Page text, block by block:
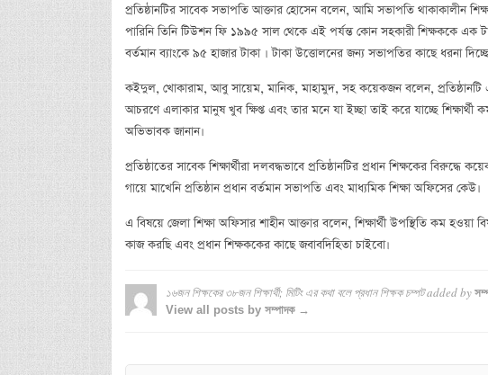
প্রতিষ্ঠানটির সাবেক সভাপতি আক্তার হোসেন বলেন, আমি সভাপতি থাকাকালীন
পারিনি তিনি টিউশন ফি ১৯৯৫ সাল থেকে এই পর্যন্ত কোন সহকারী শিক্ষককে এক
বর্তমান ব্যাংকে ৯৫ হাজার টাকা । টাকা উত্তোলনের জন্য সভাপতির কাছে ধরনা
কইদুল, খোকারাম, আবু সায়েম, মানিক, মাহামুদ, সহ কয়েকজন বলেন, প্রতিষ্ঠানটি
আচরণে এলাকার মানুষ খুব ক্ষিপ্ত এবং তার মনে যা ইচ্ছা তাই করে যাচ্ছে
অভিভাবক জানান।
প্রতিষ্ঠাতের সাবেক শিক্ষার্থীরা দলবদ্ধভাবে প্রতিষ্ঠানটির প্রধান শিক্ষকের
গায়ে মাখেনি প্রতিষ্ঠান প্রধান বর্তমান সভাপতি এবং মাধ্যমিক শিক্ষা অফিসের কেউ।
এ বিষয়ে জেলা শিক্ষা অফিসার শাহীন আক্তার বলেন, শিক্ষার্থী উপস্থিতি কম হওয়া
কাজ করছি এবং প্রধান শিক্ষককের কাছে জবাবদিহিতা চাইবো।
১৬জন শিক্ষকের ৩৮জন শিক্ষার্থী; মিটিং এর কথা বলে প্রধান শিক্ষক চম্পটadded by
View all posts by সম্পাদক →